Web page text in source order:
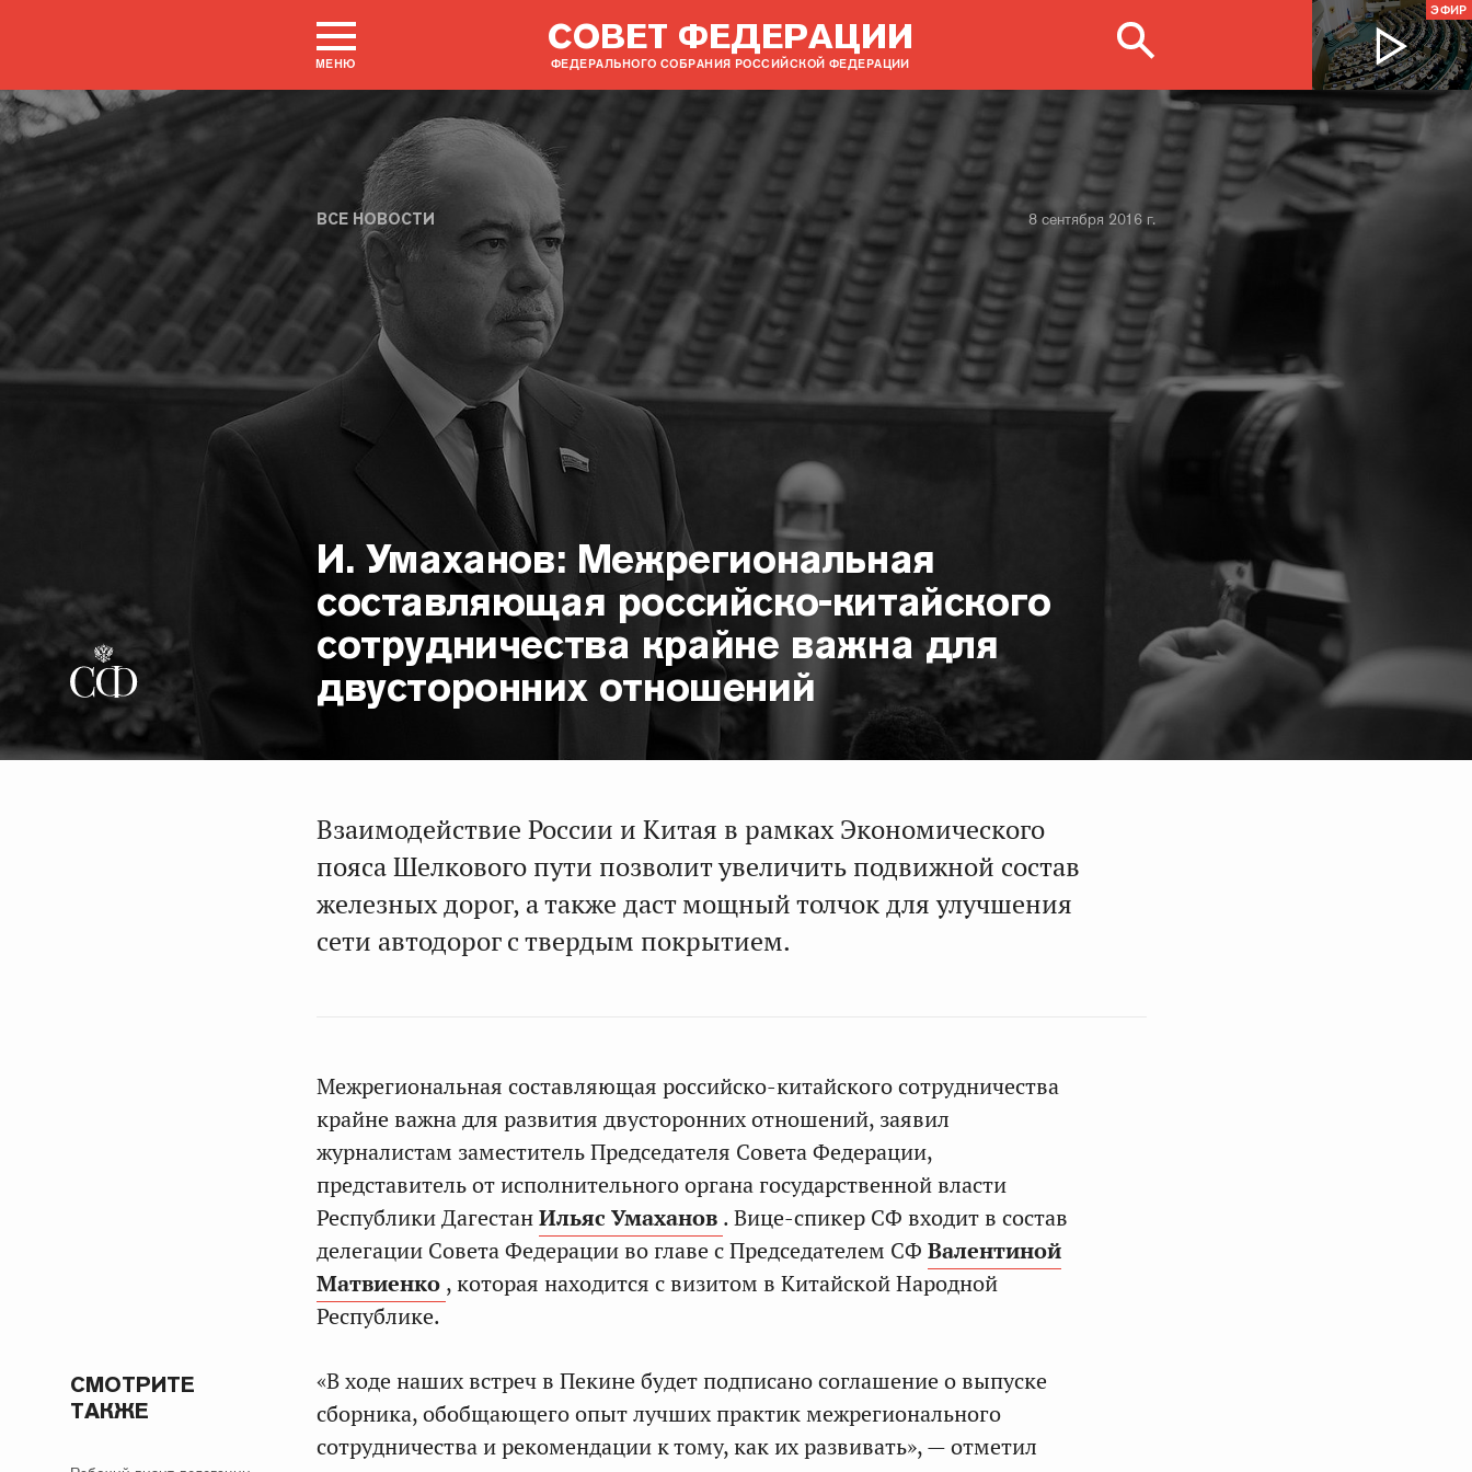
МЕНЮ
СОВЕТ ФЕДЕРАЦИИ
ФЕДЕРАЛЬНОГО СОБРАНИЯ РОССИЙСКОЙ ФЕДЕРАЦИИ
ЭФИР
ВСЕ НОВОСТИ
И. Умаханов: Межрегиональная
составляющая российско-китайского
сотрудничества крайне важна для
двусторонних отношений
8 сентября 2016 г.
Взаимодействие России и Китая в рамках Экономического
пояса Шелкового пути позволит увеличить подвижной состав
железных дорог, а также даст мощный толчок для улучшения
сети автодорог с твердым покрытием.
Межрегиональная составляющая российско-китайского сотрудничества
крайне важна для развития двусторонних отношений, заявил
журналистам заместитель Председателя Совета Федерации,
представитель от исполнительного органа государственной власти
Республики ДагестанИльяс Умаханов . Вице-спикер СФ входит в состав
делегации Совета Федерации во главе с Председателем СФ Валентиной
Матвиенко , которая находится с визитом в Китайской Народной
Республике.
СМОТРИТЕ
ТАКЖЕ
«В ходе наших встреч в Пекине будет подписано соглашение о выпуске
сборника, обобщающего опыт лучших практик межрегионального
сотрудничества и рекомендации к тому, как их развивать», — отметил